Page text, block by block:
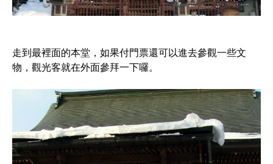
走到最裡面的本堂，如果付門票還可以進去參觀一些文
物，觀光客就在外面參拜一下囉。